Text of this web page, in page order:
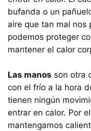
bufanda o un
aire que tan mal nos
podemos proteger
mantener el calor
Las manos son otra
con el frío a la hora
tienen ningún
entrar en calor. Por
mantengamos